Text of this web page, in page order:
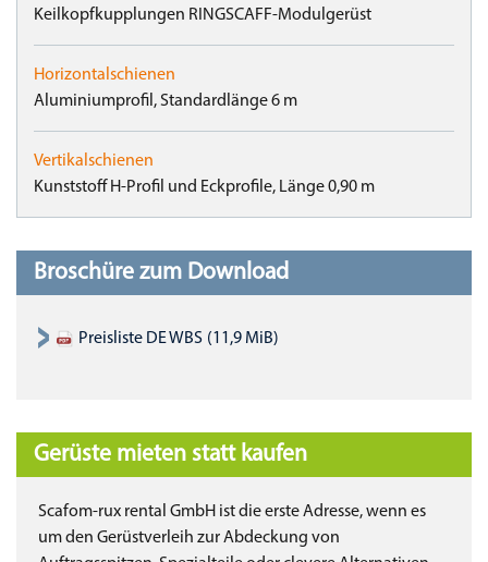
Keilkopfkupplungen RINGSCAFF-Modulgerüst
Horizontalschienen
Aluminiumprofil, Standardlänge 6 m
Vertikalschienen
Kunststoff H-Profil und Eckprofile, Länge 0,90 m
Broschüre zum Download
Preisliste DE WBS (11,9 MiB)
Gerüste mieten statt kaufen
Scafom-rux rental GmbH ist die erste Adresse, wenn es
um den Gerüstverleih zur Abdeckung von